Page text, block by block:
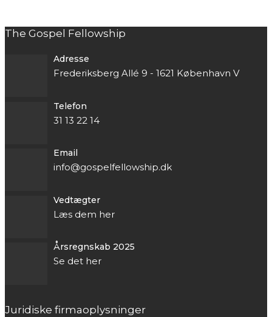
The Gospel Fellowship
Adresse
Frederiksberg Allé 9 - 1621 København V
Telefon
31 13 22 14
Email
info@gospelfellowship.dk
Vedtægter
Læs dem her
Årsregnskab 2025
Se det her
Juridiske firmaoplysninger